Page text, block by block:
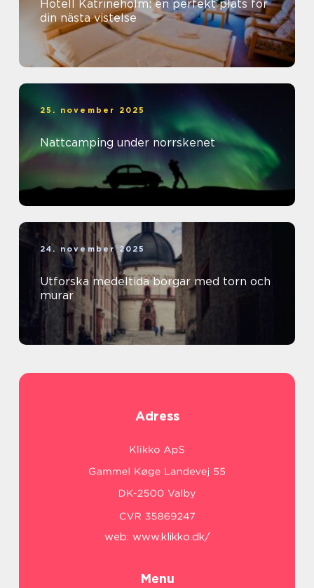
Hotell Katrineholm: en perfekt plats för
din nästa vistelse
25. november 2025
Nattcamping under norrskenet
24. november 2025
Utforska medeltida borgar med torn och
murar
Adress
web: www.klikko.dk/
Menu